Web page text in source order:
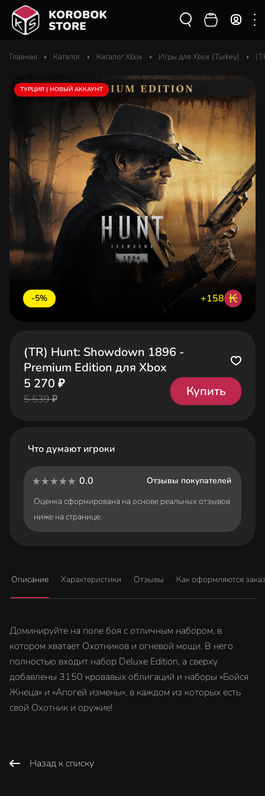
Главная Каталог Каталог Xbox Игры для Xbox (Turkey)
-5% +158 ₭
ТУРЦИЯ | НОВЫЙ АККАУНТ
(TR) Hunt: Showdown 1896 -
Premium Edition для Xbox
5 270 ₽
5 539 ₽
Купить
Что думают игроки
0.0
Отзывы покупателей
Оценка сформирована на основе реальных отзывов
ниже на странице.
Описание Характеристики Отзывы Как оформляются
Доминируйте на поле боя с отличным набором, в
котором хватает Охотников и огневой мощи. В него
полностью входит набор Deluxe Edition, а сверху
добавлены 3150 кровавых облигаций и наборы «Бойся
Жнеца» и «Апогей измены», в каждом из которых есть
свой Охотник и оружие!
Назад к списку